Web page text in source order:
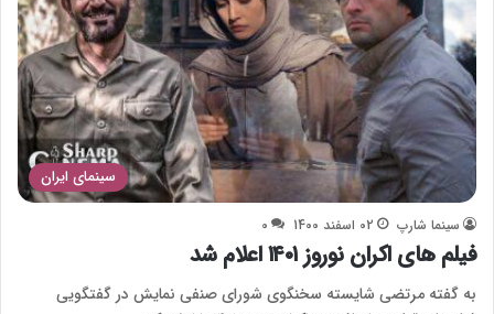
سینمای ایران
سینما شارپ 02 اسفند 1400 0
فیلم های اکران نوروز ۱۴۰۱ اعلام شد
به گفته مرتضی شایسته سخنگوی شورای صنفی نمایش در گفتگویی